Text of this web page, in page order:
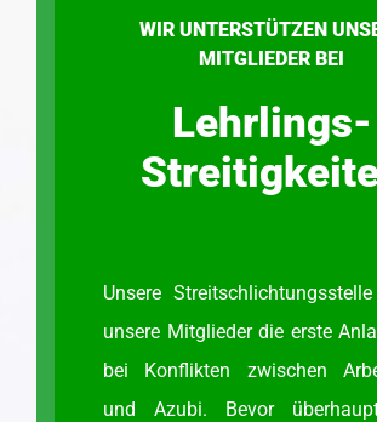
WIR UNTERSTÜTZEN
MITGLIEDER BEI
Lehrlings-
Unsere
unsere Mitglieder die erste
bei Konflikten zwischen
und Azubi. Bevor